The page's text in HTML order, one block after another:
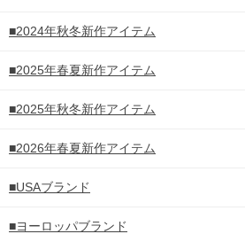
■2024年秋冬新作アイテム
■2025年春夏新作アイテム
■2025年秋冬新作アイテム
■2026年春夏新作アイテム
■USAブランド
■ヨーロッパブランド